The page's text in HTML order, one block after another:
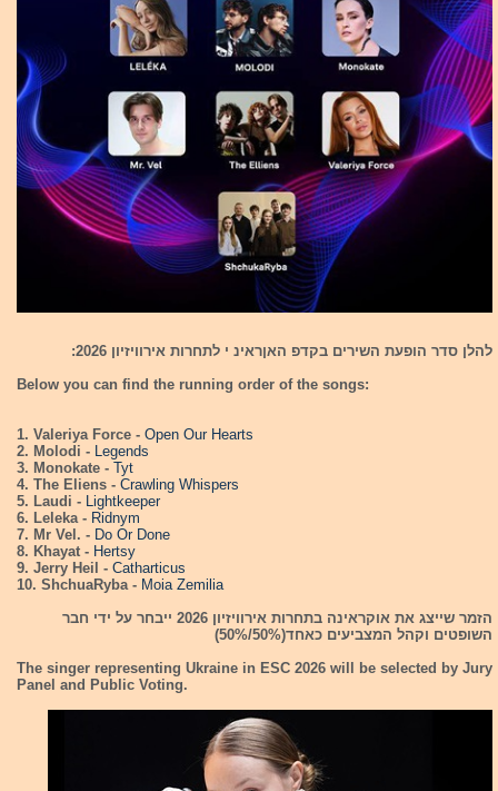
להלן סדר הופעת השירים בקדפ האןראינ י לתחרות אירוויזיון 2026:
Below you can find the running order of the songs:
1. Valeriya Force - Open Our Hearts
2. Molodi - Legends
3. Monokate - Tyt
4. The Eliens - Crawling Whispers
5. Laudi - Lightkeeper
6. Leleka - Ridnym
7. Mr Vel. - Do Or Done
8. Khayat - Hertsy
9. Jerry Heil - Catharticus
10. ShchuaRyba - Moia Zemilia
הזמר שייצג את אוקראינה בתחרות אירוויזיון 2026 ייבחר על ידי חבר
השופטים וקהל המצביעים כאחד(50%/50%)
The singer representing Ukraine in ESC 2026 will be selected by Jury
Panel and Public Voting.